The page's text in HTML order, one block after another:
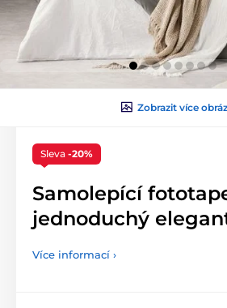
Zobrazit více
Sleva -20%
Samolepící
jednoduchý
Více informací ›